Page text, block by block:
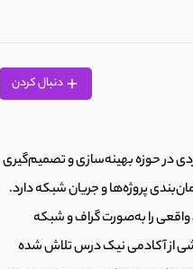
دنبال کردن
3 یکی از مباحث مهم و کاربردی در حوزه بهینه‌سازی و تصمیم‌گیری
پروژه‌ها و جریان شبکه دارد.
را به‌صورت گراف و شبکه
از آکادمی نیک درس تلاش شده